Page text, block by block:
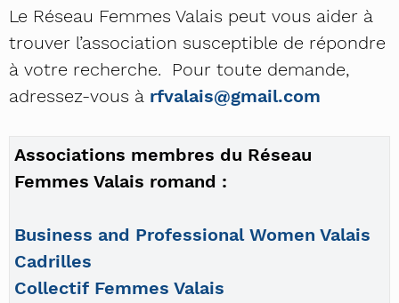
Le Réseau Femmes Valais peut vous aider à
trouver l’association susceptible de répondre
à votre recherche. Pour toute demande,
adressez-vous à rfvalais@gmail.com
Associations membres du Réseau
Femmes Valais romand :
Business and Professional Women Valais
Cadrilles
Collectif Femmes Valais